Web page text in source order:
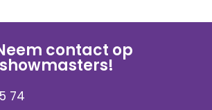
contact op
74